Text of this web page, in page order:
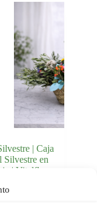
| Caja
Silvestre en
| Vitalflora